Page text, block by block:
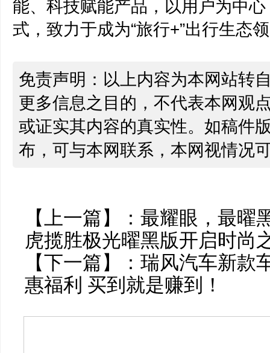
能、科技赋能产品，以用户为中
式，致力于成为“旅行+”出行生态
免责声明：以上内容为本网站转
更多信息之目的，不代表本网观
或证实其内容的真实性。如稿件
布，可与本网联系，本网视情况
【上一篇】： 最耀眼，最曜
虎揽胜极光曜黑版开启时尚
【下一篇】： 瑞风汽车新款
惠福利 买到就是赚到！